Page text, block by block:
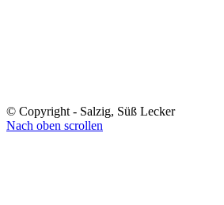
© Copyright - Salzig, Süß Lecker
Nach oben scrollen